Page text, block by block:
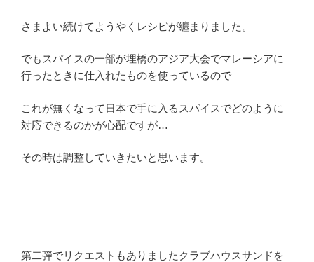
さまよい続けてようやくレシピが纏まりました。
でもスパイスの一部が埋橋のアジア大会でマレーシアに
行ったときに仕入れたものを使っているので
これが無くなって日本で手に入るスパイスでどのように
対応できるのかが心配ですが…
その時は調整していきたいと思います。
第二弾でリクエストもありましたクラブハウスサンドを